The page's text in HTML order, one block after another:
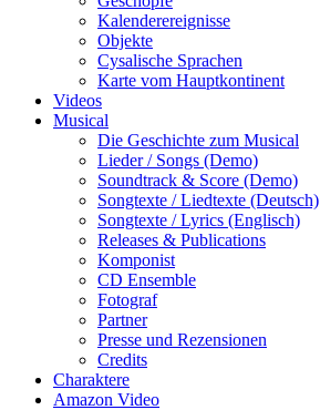
Kalenderereignisse
Objekte
Cysalische Sprachen
Karte vom Hauptkontinent
Videos
Musical
Die Geschichte zum Musical
Lieder / Songs (Demo)
Soundtrack & Score (Demo)
Songtexte / Liedtexte (Deutsch)
Songtexte / Lyrics (Englisch)
Releases & Publications
Komponist
CD Ensemble
Fotograf
Partner
Presse und Rezensionen
Credits
Charaktere
Amazon Video